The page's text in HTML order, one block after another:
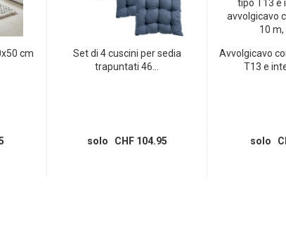
cm
Set di 4 cuscini per sedia
trapuntati 46...
solo CHF 104.95
Avvolgicavo
T13 e
solo